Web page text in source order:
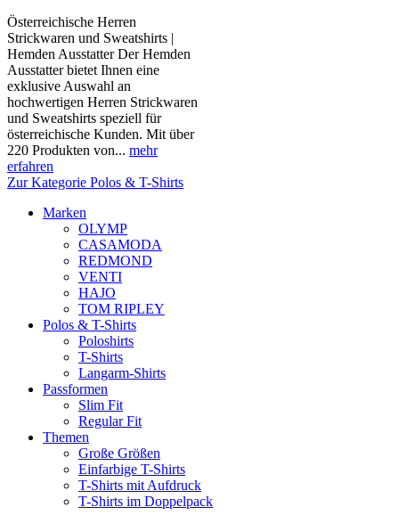
Österreichische Herren
Strickwaren und Sweatshirts |
Hemden Ausstatter Der Hemden
Ausstatter bietet Ihnen eine
exklusive Auswahl an
hochwertigen Herren Strickwaren
und Sweatshirts speziell für
österreichische Kunden. Mit über
220 Produkten von... mehr
erfahren
Zur Kategorie Polos & T-Shirts
Marken
OLYMP
CASAMODA
REDMOND
VENTI
HAJO
TOM RIPLEY
Polos & T-Shirts
Poloshirts
T-Shirts
Langarm-Shirts
Passformen
Slim Fit
Regular Fit
Themen
Große Größen
Einfarbige T-Shirts
T-Shirts mit Aufdruck
T-Shirts im Doppelpack